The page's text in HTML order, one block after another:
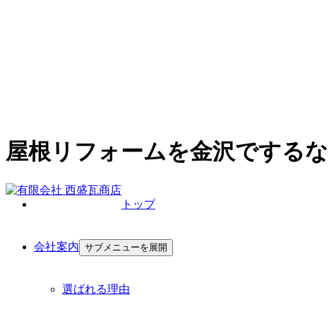
屋根リフォームを金沢でする
トップ
会社案内 サブメニューを展開
選ばれる理由